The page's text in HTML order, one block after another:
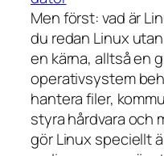
Men först: vad är
du redan Linux
en kärna, alltså en
operativsystem
hantera filer,
styra hårdvara och
gör Linux speciellt